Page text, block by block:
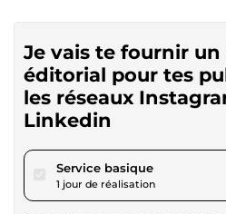
Je vais te fournir
éditorial pour tes
les réseaux
Linkedin
Service basiquepour 17,31
1 jour de réalisation